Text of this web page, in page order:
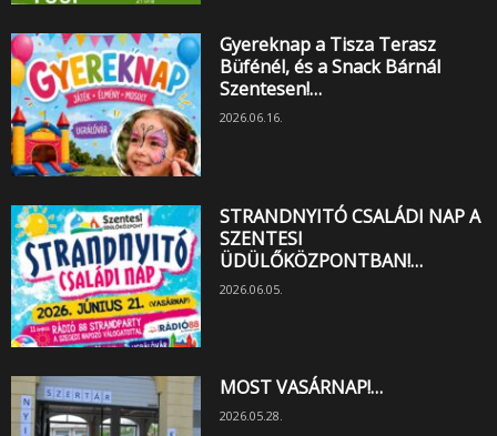
Gyereknap a Tisza Terasz
Büfénél, és a Snack Bárnál
Szentesen!…
2026.06.16.
STRANDNYITÓ CSALÁDI NAP A
SZENTESI
ÜDÜLŐKÖZPONTBAN!…
2026.06.05.
MOST VASÁRNAP!…
2026.05.28.